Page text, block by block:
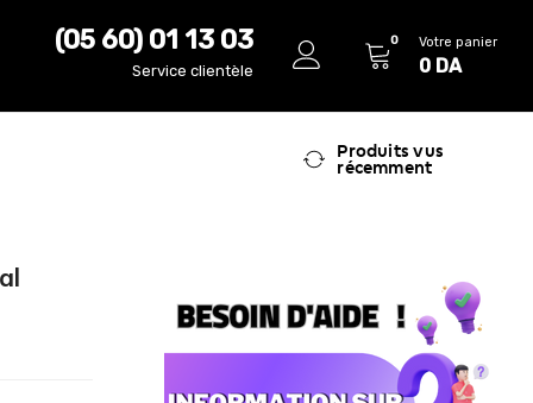
(05 60) 01 13 03
Service clientèle
0 Votre panier
0 DA
Produits vus
récemment